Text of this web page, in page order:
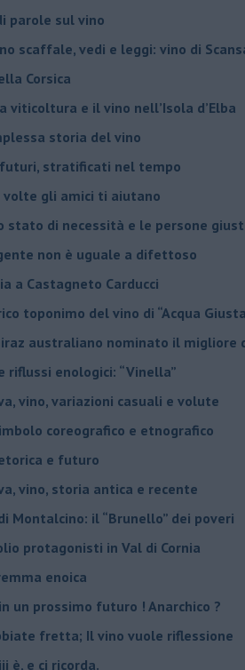
parole sul vino
scaffale, vedi e leggi: vino di
Corsica
viticoltura e il vino nell’Isola d’Elba
storia del vino
stratificati nel tempo
volte gli amici ti aiutano
stato di necessità e le persone
non è uguale a difettoso
a Castagneto Carducci
toponimo del vino di “Acqua
australiano nominato il migliore
riflussi enologici: “Vinella”
vino, variazioni casuali e volute
coreografico e etnografico
e futuro
vino, storia antica e recente
Montalcino: il “Brunello” dei poveri
protagonisti in Val di Cornia
enoica
un prossimo futuro ! Anarchico ?
fretta; Il vino vuole riflessione
è, e ci ricorda.